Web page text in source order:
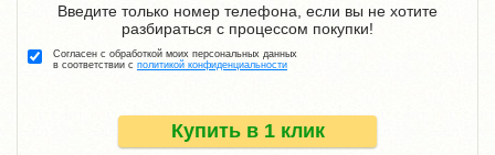
Купить в 1 клик
Введите только номер телефона, если вы не хотите
разбираться с процессом покупки!
Согласен с обработкой моих персональных данных
в соответствии с политикой конфиденциальности